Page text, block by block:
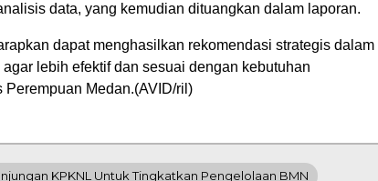
data, yang kemudian dituangkan dalam laporan.
dapat menghasilkan rekomendasi strategis dalam
lebih efektif dan sesuai dengan kebutuhan
Perempuan Medan.(AVID/ril)
KPKNL Untuk Tingkatkan Pengelolaan BMN